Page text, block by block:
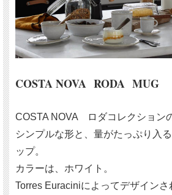
COSTA NOVA RODA MUG
COSTA NOVA ロダコレクション
シンプルな形と、量がたっぷり入
ップ。
カラーは、ホワイト。
Torres Euraciniによってデザイン